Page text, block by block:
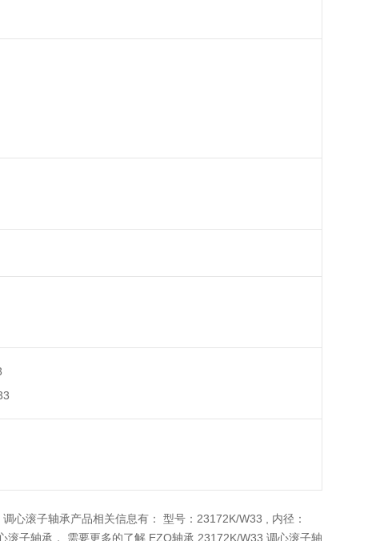
心滚子轴承产品相关信息有： 型号：23172K/W33 , 内径：
子轴承， 需要更多的了解 EZO轴承 23172K/W33 调心滚子轴